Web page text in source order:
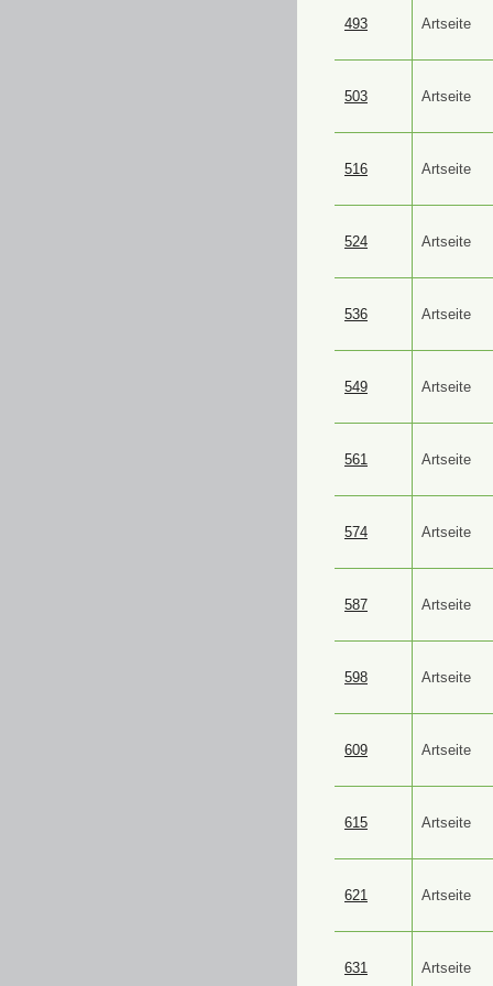
493 Artseite
503 Artseite
516 Artseite
524 Artseite
536 Artseite
549 Artseite
561 Artseite
574 Artseite
587 Artseite
598 Artseite
609 Artseite
615 Artseite
621 Artseite
631 Artseite